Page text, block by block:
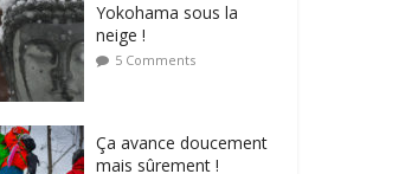
Yokohama sous la
neige !
5 Comments
Ça avance doucement
mais sûrement !